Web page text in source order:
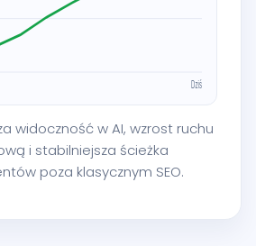
widoczność w AI, wzrost ruchu
i stabilniejsza ścieżka
poza klasycznym SEO.